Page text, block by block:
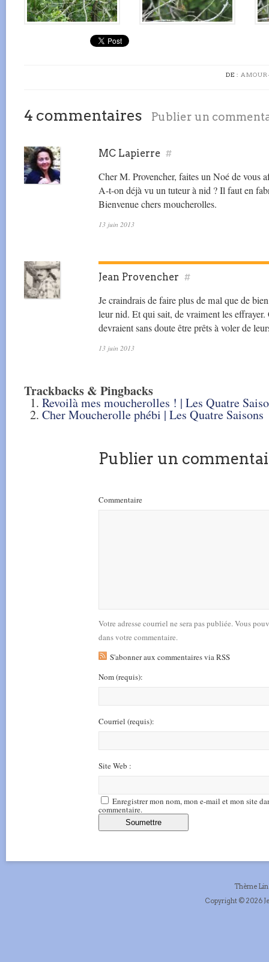
DE :
4 commentaires Publier un
MC Lapierre #
Cher M. Provencher, faites un Noé de vous
A-t-on déjà vu un tuteur à nid ? Il faut en
Bienvenue chers moucherolles.
13 juin 2013
Jean Provencher #
Je craindrais de faire plus de mal que de
leur nid. Et qui sait, de vraiment les
devraient sans doute être prêts à voler de
13 juin 2013
Trackbacks & Pingbacks
Revoilà mes moucherolles ! | Les Quatre
Cher Moucherolle phébi | Les Quatre Saisons
Publier un
Commentaire
Votre adresse courriel ne sera pas publiée. Vous
dans votre commentaire.
S'abonner aux commentaires via RSS
Nom(requis):
Courriel (requis):
Site Web :
Enregistrer mon nom, mon e-mail et mon site
commentaire.
Thème
Copyright © 2026